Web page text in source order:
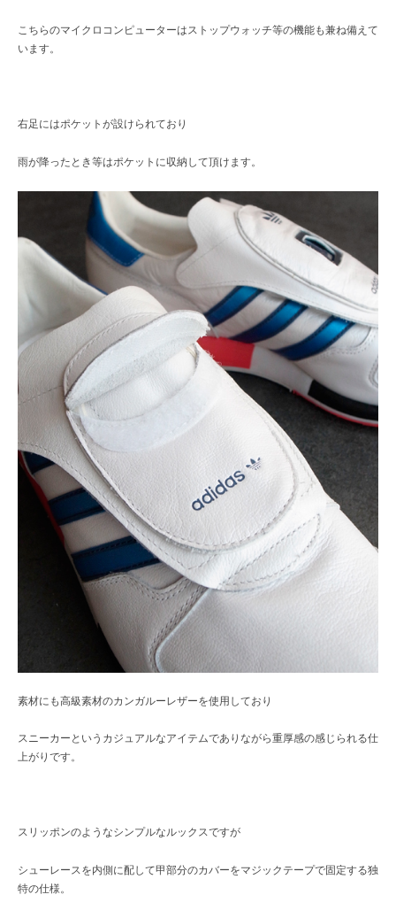
こちらのマイクロコンピューターはストップウォッチ等の機能も兼ね備えて
います。
右足にはポケットが設けられており
雨が降ったとき等はポケットに収納して頂けます。
素材にも高級素材のカンガルーレザーを使用しており
スニーカーというカジュアルなアイテムでありながら重厚感の感じられる仕
上がりです。
スリッポンのようなシンプルなルックスですが
シューレースを内側に配して甲部分のカバーをマジックテープで固定する独
特の仕様。